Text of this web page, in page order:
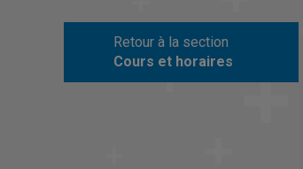
Retour à la section
Cours et horaires